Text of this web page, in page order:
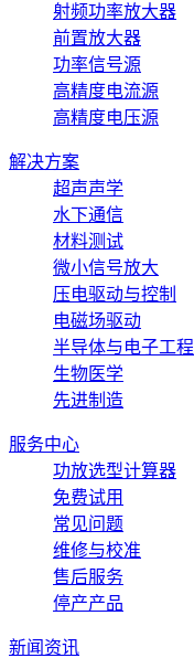
射频功率放大器
前置放大器
功率信号源
高精度电流源
高精度电压源
解决方案
超声声学
水下通信
材料测试
微小信号放大
压电驱动与控制
电磁场驱动
半导体与电子工程
生物医学
先进制造
服务中心
功放选型计算器
免费试用
常见问题
维修与校准
售后服务
停产产品
新闻资讯